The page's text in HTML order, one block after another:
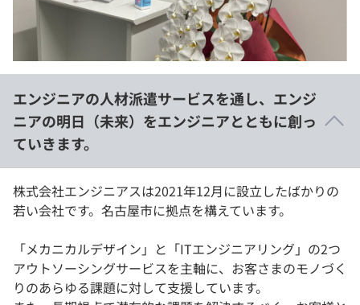
インタビュー
リファレンス
プラン
個人向けプラン
法人向けプラン
学校向けプラン
再チャレンジ結果一覧
paiza times
エンジニアの人材派遣サービスを通し、エンジ
ニアの明日（未来）をエンジニアとともに創っ
ていきます。
株式会社エンジニアスは2021年12月に設立したばかりの
若い会社です。名古屋市に拠点を構えています。
「メカニカルデザイン」と「ITエンジニアリング」の2つ
アウトソーシングサービスを主軸に、お客さまのモノづく
りのあらゆる課題に対して支援しています。